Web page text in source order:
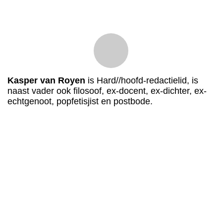
Kasper van Royen is Hard//hoofd-redactielid, is
naast vader ook filosoof, ex-docent, ex-dichter, ex-
echtgenoot, popfetisjist en postbode.